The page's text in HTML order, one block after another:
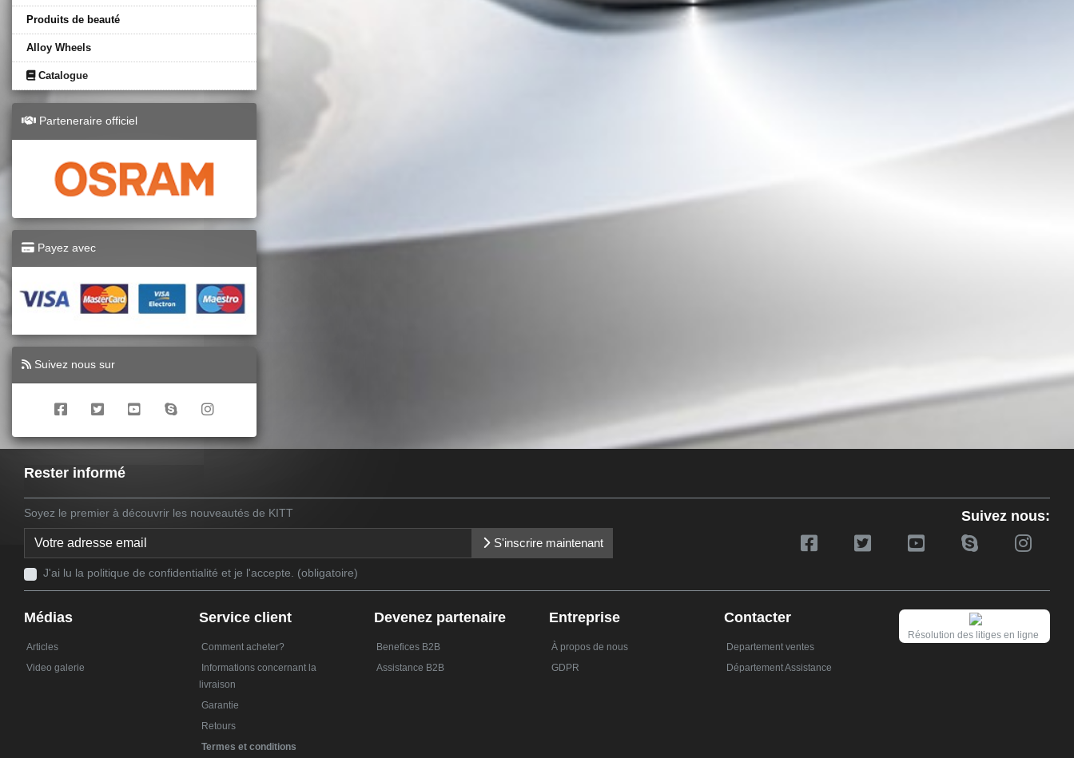
Produits de beauté
Alloy Wheels
Catalogue
Parteneraire officiel
Payez avec
Suivez nous sur
Rester informé
Soyez le premier à découvrir les nouveautés de KITT
S'inscrire maintenant
J'ai lu la politique de confidentialité et je l'accepte. (obligatoire)
Suivez nous:
Médias
Articles
Video galerie
Service client
Comment acheter?
Informations concernant la
livraison
Garantie
Retours
Termes et conditions
Devenez partenaire
Benefices B2B
Assistance B2B
Entreprise
À propos de nous
GDPR
Contacter
Departement ventes
Département Assistance
Résolution des litiges en ligne